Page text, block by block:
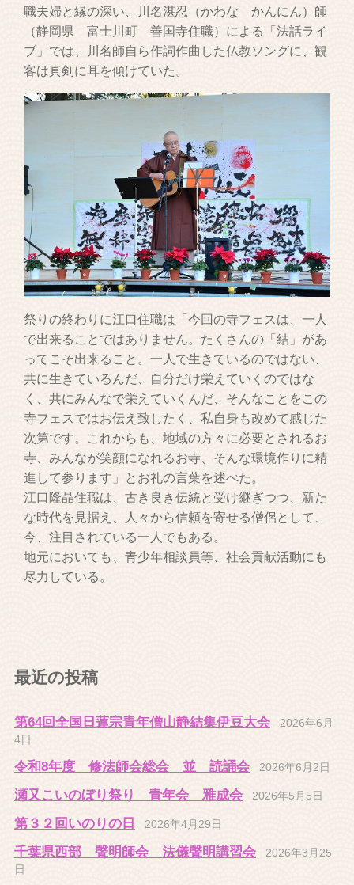
職夫婦と縁の深い、川名湛忍（かわな かんにん）師
（静岡県 富士川町 善国寺住職）による「法話ライ
ブ」では、川名師自ら作詞作曲した仏教ソングに、観
客は真剣に耳を傾けていた。
祭りの終わりに江口住職は「今回の寺フェスは、一人
で出来ることではありません。たくさんの「結」があ
ってこそ出来ること。一人で生きているのではない、
共に生きているんだ、自分だけ栄えていくのではな
く、共にみんなで栄えていくんだ、そんなことをこの
寺フェスではお伝え致したく、私自身も改めて感じた
次第です。これからも、地域の方々に必要とされるお
寺、みんなが笑顔になれるお寺、そんな環境作りに精
進して参ります」とお礼の言葉を述べた。
江口隆晶住職は、古き良き伝統と受け継ぎつつ、新た
な時代を見据え、人々から信頼を寄せる僧侶として、
今、注目されている一人でもある。
地元においても、青少年相談員等、社会貢献活動にも
尽力している。
最近の投稿
第64回全国日蓮宗青年僧山静結集伊豆大会
2026年6月
4日
令和8年度 修法師会総会 並 読誦会 2026年6月2日
瀬又こいのぼり祭り 青年会 雅成会 2026年5月5日
第３２回いのりの日 2026年4月29日
千葉県西部 聲明師会 法儀聲明講習会
2026年3月25
日